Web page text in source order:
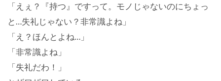
「えぇ？『持つ』ですって。モノじゃないのにちょっ
と…失礼じゃない？非常識よね」
「え？ほんとよね…」
「非常識よね」
「失礼だわ！」